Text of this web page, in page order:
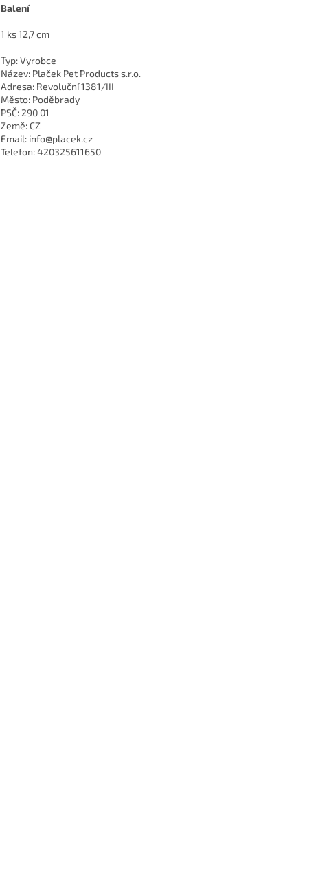
Balení
1 ks 12,7 cm
Typ: Vyrobce
Název: Plaček Pet Products s.r.o.
Adresa: Revoluční 1381/III
Město: Poděbrady
PSČ: 290 01
Země: CZ
Email: info@placek.cz
Telefon: 420325611650